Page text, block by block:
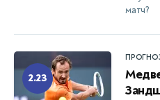
матч?
2.23